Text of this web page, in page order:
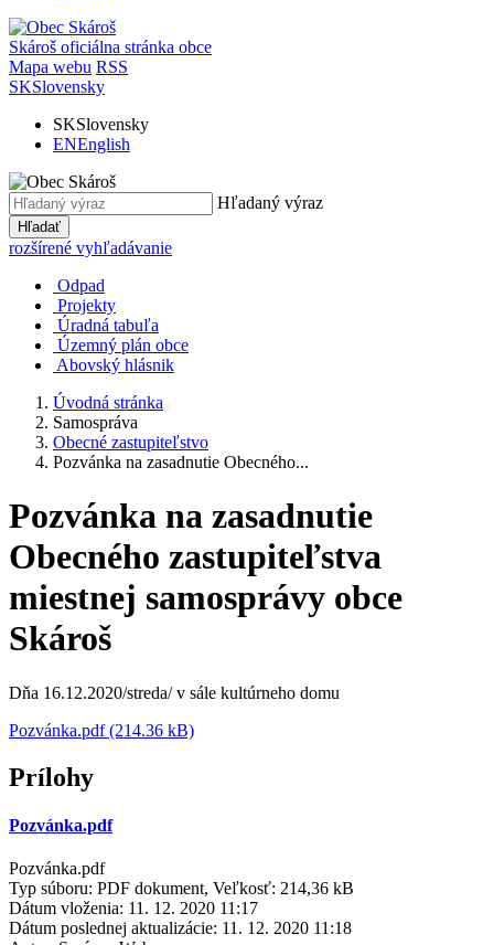
Skároš oficiálna stránka obce
Mapa webu RSS
SKSlovensky
SKSlovensky
ENEnglish
Hľadaný výraz
Hľadať
rozšírené vyhľadávanie
Odpad
Projekty
Úradná tabuľa
Územný plán obce
Abovský hlásnik
Úvodná stránka
Samospráva
Obecné zastupiteľstvo
Pozvánka na zasadnutie Obecného...
Pozvánka na zasadnutie
Obecného zastupiteľstva
miestnej samosprávy obce
Skároš
Dňa 16.12.2020/streda/ v sále kultúrneho domu
Pozvánka.pdf (214.36 kB)
Prílohy
Pozvánka.pdf
Pozvánka.pdf
Typ súboru: PDF dokument, Veľkosť: 214,36 kB
Dátum vloženia: 11. 12. 2020 11:17
Dátum poslednej aktualizácie: 11. 12. 2020 11:18